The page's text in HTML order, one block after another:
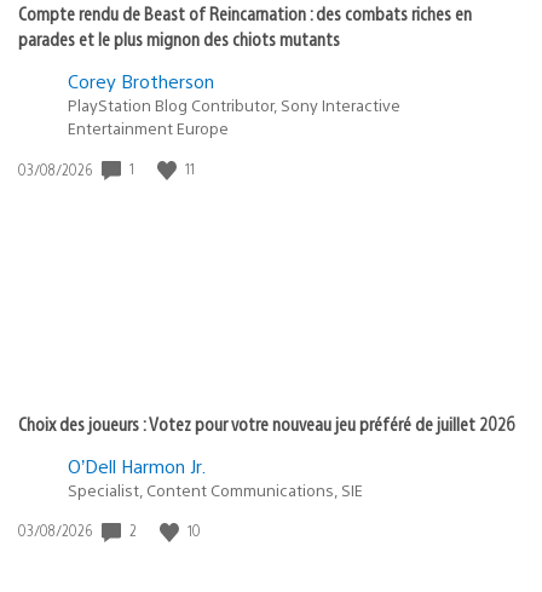
Compte rendu de Beast of Reincarnation : des combats riches en
parades et le plus mignon des chiots mutants
Corey Brotherson
PlayStation Blog Contributor, Sony Interactive
Entertainment Europe
Date
03/08/2026 1 11
Choix des joueurs : Votez pour votre nouveau jeu préféré de juillet 2026
O’Dell Harmon Jr.
Specialist, Content Communications, SIE
Date
03/08/2026 2 10